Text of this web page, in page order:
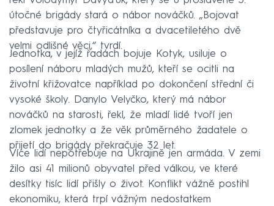
útočné brigády stará o nábor nováčků. „Bojovat
představuje pro čtyřicátníka a dvacetiletého dvě
velmi odlišné věci,“ tvrdí.
Jednotka, v jejíž řadách bojuje Kotyk, usiluje o
posílení náboru mladých mužů, kteří se ocitli na
životní křižovatce například po dokončení střední či
vysoké školy. Danylo Velyčko, který má nábor
nováčků na starosti, řekl, že mladí lidé tvoří jen
zlomek jednotky a že věk průměrného žadatele o
přijetí do brigády překračuje 32 let.
Více lidí nepotřebuje na Ukrajině jen armáda. V zemi
žilo asi 41 milionů obyvatel před válkou, ve které
desítky tisíc lidí přišly o život. Konflikt vážně postihl
ekonomiku, která trpí vážným nedostatkem